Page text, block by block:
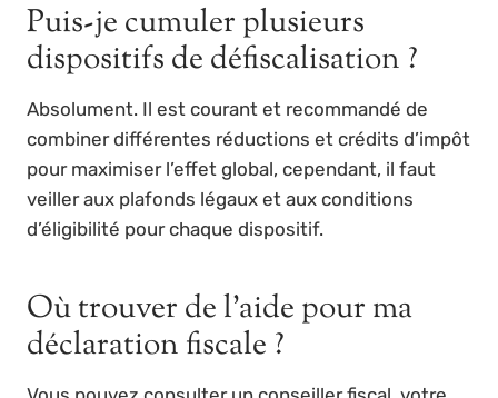
Puis-je cumuler plusieurs
dispositifs de défiscalisation ?
Absolument. Il est courant et recommandé de
combiner différentes réductions et crédits d’impôt
pour maximiser l’effet global, cependant, il faut
veiller aux plafonds légaux et aux conditions
d’éligibilité pour chaque dispositif.
Où trouver de l’aide pour ma
déclaration fiscale ?